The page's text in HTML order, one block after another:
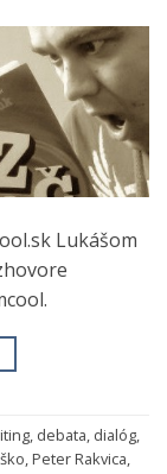
Lukášom
, debata, dialóg,
,Peter Rakvica,